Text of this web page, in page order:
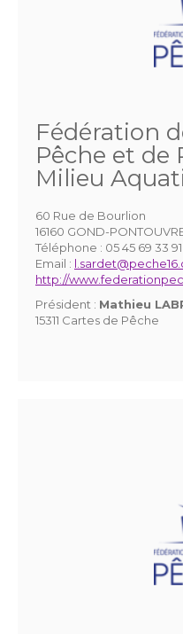
Fédération
Pêche et de
Milieu
60 Rue de Bourlion
16160 GOND-
Téléphone : 05 45 69 33 91
Email :
http://
Président : Mathieu
15311 Cartes de Pêche